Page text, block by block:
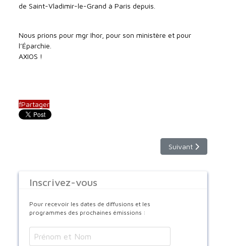
de Saint-Vladimir-le-Grand à Paris depuis.
Nous prions pour mgr Ihor, pour son ministère et pour
l’Éparchie.
AXIOS !
fPartager
Article suivant :
Suivant
Inscrivez-vous
Pour recevoir les dates de diffusions et les
programmes des prochaines émissions :